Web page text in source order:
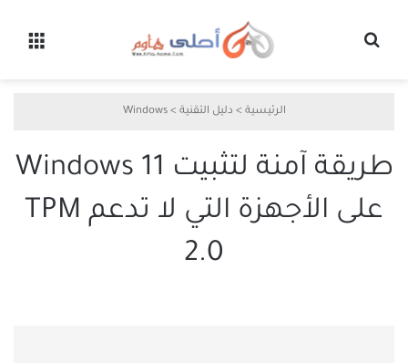
الرئيسية > دليل التقنية >
Windows
طريقة آمنة لتثبيت Windows 11
على الأجهزة التي لا تدعم TPM
2.0